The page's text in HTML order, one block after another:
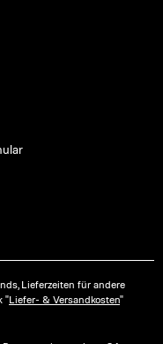
Lieferzeiten für andere
"Liefer- & Versandkosten"